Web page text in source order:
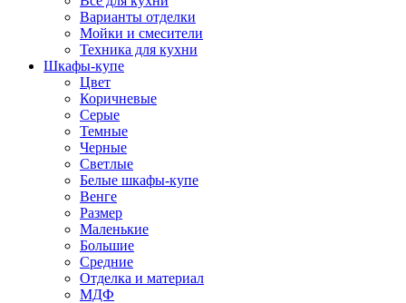
Варианты отделки
Мойки и смесители
Техника для кухни
Шкафы-купе
Цвет
Коричневые
Серые
Темные
Черные
Светлые
Белые шкафы-купе
Венге
Размер
Маленькие
Большие
Средние
Отделка и материал
МДФ